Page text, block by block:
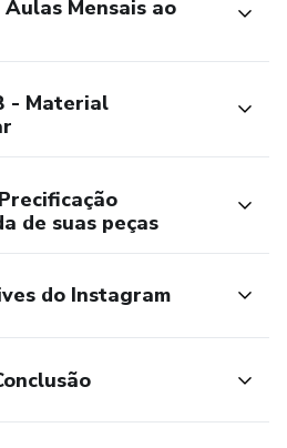
Mensais ao
- Material
de suas peças
do Instagram